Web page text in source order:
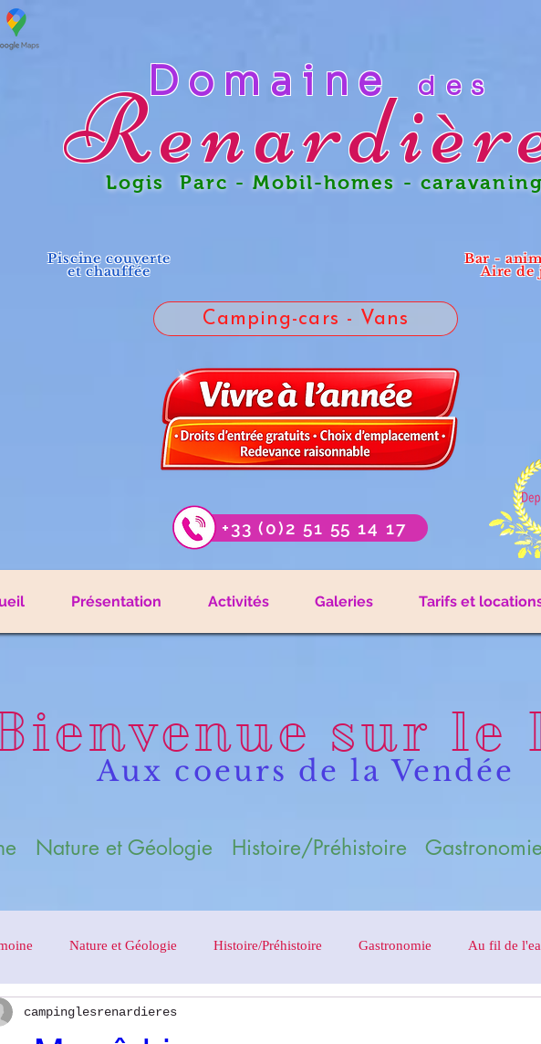
Domaine des
Logis Parc - Mobil-homes - caravaning
Piscine couverte
et chauffée
Bar -
Aire de
Camping-cars - Vans
+33 (0)2 51 55 14 17
Présentation Activités Galeries Tarifs et
sur le
Aux coeurs de la Vendée
Nature et Géologie Histoire/Préhistoire
Nature et Géologie Histoire/Préhistoire Gastronomie Au fil de
campinglesrenardieres